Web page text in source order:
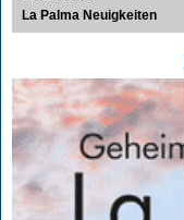
La Palma Neuigkeiten